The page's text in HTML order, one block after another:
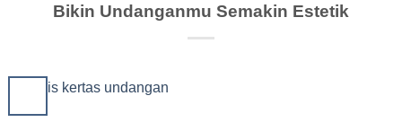
Bikin Undanganmu Semakin Estetik